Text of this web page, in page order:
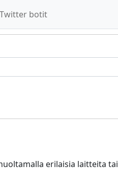
Twitter botit
erilaisia laitteita